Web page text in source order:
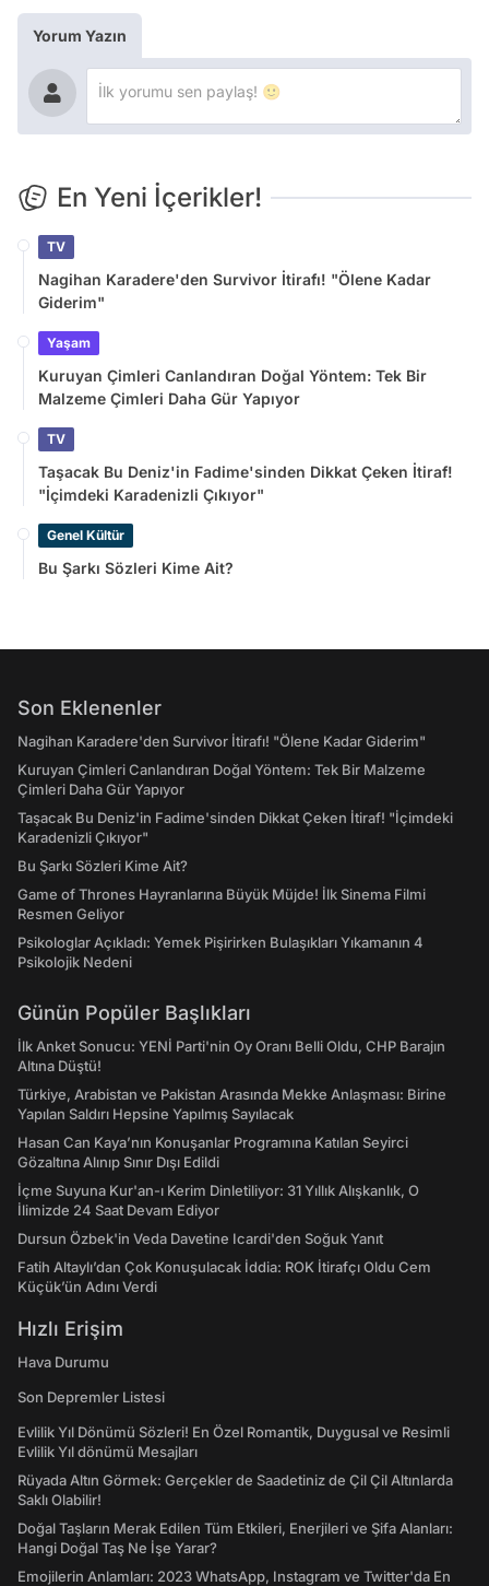
Yorum Yazın
En Yeni İçerikler!
TV
Nagihan Karadere'den Survivor İtirafı! "Ölene Kadar
Giderim"
Yaşam
Kuruyan Çimleri Canlandıran Doğal Yöntem: Tek Bir
Malzeme Çimleri Daha Gür Yapıyor
TV
Taşacak Bu Deniz'in Fadime'sinden Dikkat Çeken İtiraf!
"İçimdeki Karadenizli Çıkıyor"
Genel Kültür
Bu Şarkı Sözleri Kime Ait?
Son Eklenenler
Nagihan Karadere'den Survivor İtirafı! "Ölene Kadar Giderim"
Kuruyan Çimleri Canlandıran Doğal Yöntem: Tek Bir Malzeme
Çimleri Daha Gür Yapıyor
Taşacak Bu Deniz'in Fadime'sinden Dikkat Çeken İtiraf! "İçimdeki
Karadenizli Çıkıyor"
Bu Şarkı Sözleri Kime Ait?
Game of Thrones Hayranlarına Büyük Müjde! İlk Sinema Filmi
Resmen Geliyor
Psikologlar Açıkladı: Yemek Pişirirken Bulaşıkları Yıkamanın 4
Psikolojik Nedeni
Günün Popüler Başlıkları
İlk Anket Sonucu: YENİ Parti'nin Oy Oranı Belli Oldu, CHP Barajın
Altına Düştü!
Türkiye, Arabistan ve Pakistan Arasında Mekke Anlaşması: Birine
Yapılan Saldırı Hepsine Yapılmış Sayılacak
Hasan Can Kaya’nın Konuşanlar Programına Katılan Seyirci
Gözaltına Alınıp Sınır Dışı Edildi
İçme Suyuna Kur'an-ı Kerim Dinletiliyor: 31 Yıllık Alışkanlık, O
İlimizde 24 Saat Devam Ediyor
Dursun Özbek'in Veda Davetine Icardi'den Soğuk Yanıt
Fatih Altaylı’dan Çok Konuşulacak İddia: ROK İtirafçı Oldu Cem
Küçük’ün Adını Verdi
Hızlı Erişim
Hava Durumu
Son Depremler Listesi
Evlilik Yıl Dönümü Sözleri! En Özel Romantik, Duygusal ve Resimli
Evlilik Yıl dönümü Mesajları
Rüyada Altın Görmek: Gerçekler de Saadetiniz de Çil Çil Altınlarda
Saklı Olabilir!
Doğal Taşların Merak Edilen Tüm Etkileri, Enerjileri ve Şifa Alanları:
Hangi Doğal Taş Ne İşe Yarar?
Emojilerin Anlamları: 2023 WhatsApp, Instagram ve Twitter'da En